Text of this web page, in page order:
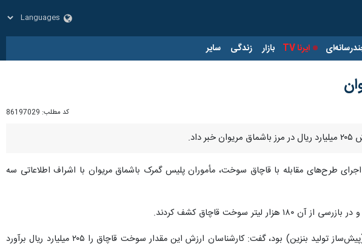
ایرنا TV بازار زندگی سایر
کد مطلب: 86197029
طرح‌های مقابله با قاچاق سوخت، مأموران پلیس گمرک باشماق مریوان با اشراف اطلاعاتی سه
سوخت قاچاق کشف کردند.
فرمانده انتظامی استان کردستان با بیان اینکه این محموله‌ از مشتقات نفتی نوع «رافینت» (پیش‌ساز تولید بنزین) بود، گفت:‌ کارشناسان ارزش این مقدار سوخت قاچاق را ۲۰۵ میلیارد ریال برآورد